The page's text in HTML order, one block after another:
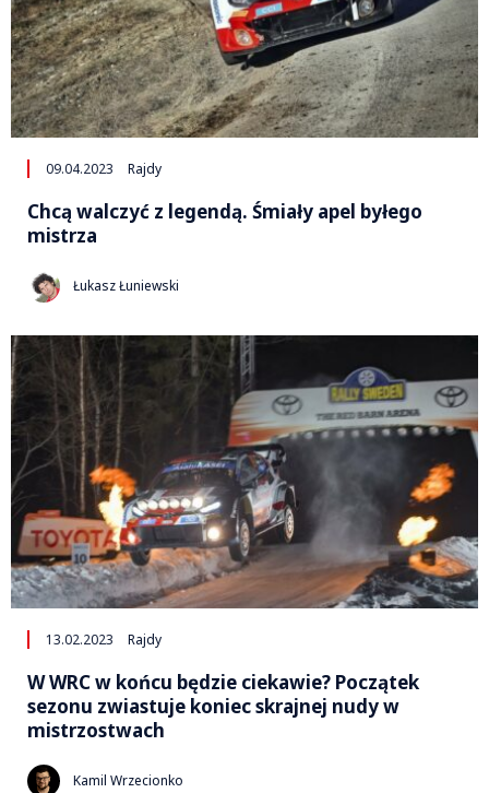
09.04.2023 Rajdy
Chcą walczyć z legendą. Śmiały apel byłego
mistrza
Łukasz Łuniewski
13.02.2023 Rajdy
W WRC w końcu będzie ciekawie? Początek
sezonu zwiastuje koniec skrajnej nudy w
mistrzostwach
Kamil Wrzecionko